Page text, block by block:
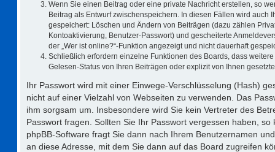
Wenn Sie einen Beitrag oder eine private Nachricht erstellen, so
Beitrag als Entwurf zwischenspeichern. In diesen Fällen wird
gespeichert: Löschen und Ändern von Beiträgen (dazu zählen
Kontoaktivierung, Benutzer-Passwort) und gescheiterte
der „Wer ist online?“-Funktion angezeigt und nicht dauerhaft
Schließlich erfordern einzelne Funktionen des Boards, dass
Gelesen-Status von Ihren Beiträgen oder explizit von Ihnen
Ihr Passwort wird mit einer Einwege-Verschlüsselung (Hash)
nicht auf einer Vielzahl von Webseiten zu verwenden. Das
ihm sorgsam um. Insbesondere wird Sie kein Vertreter des
Passwort fragen. Sollten Sie Ihr Passwort vergessen haben,
phpBB-Software fragt Sie dann nach Ihrem Benutzernamen
an diese Adresse, mit dem Sie dann auf das Board zugreifen